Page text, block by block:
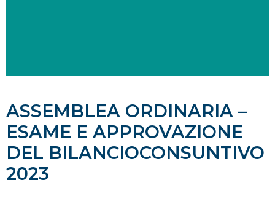
ASSEMBLEA ORDINARIA –
ESAME E APPROVAZIONE
DEL BILANCIOCONSUNTIVO
2023